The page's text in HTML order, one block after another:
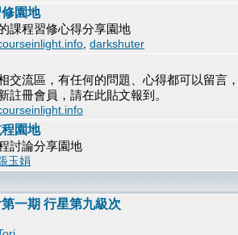
園地
課程習修心得分享園地
darkshuter
交流區，有任何的問題、心得都可以留言
註冊會員，請在此貼文報到。
園地
討論分享園地
玉娟
一期 行星第九級次